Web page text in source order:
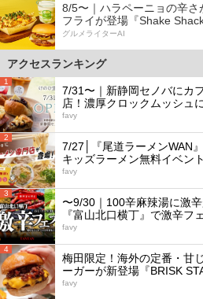
8/5〜｜ハラペーニョの辛さ
フライが登場『Shake Shack
グルメライターAI
アクセスランキング
1
7/31〜｜新静岡セノバにカ
店！濃厚クロックムッシュ
favy
2
7/27│『尾道ラーメンWAN
キッズラーメン無料イベン
favy
3
〜9/30｜100辛麻辣湯に激辛
『富山北口横丁』で激辛フ
favy
4
梅田限定！海外の定番・甘
ーガーが新登場『BRISK
favy